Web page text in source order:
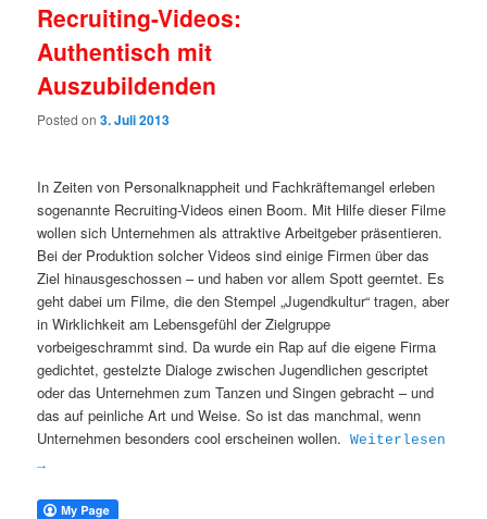
Recruiting-Videos:
Authentisch mit
Auszubildenden
Posted on3. Juli 2013
In Zeiten von Personalknappheit und Fachkräftemangel erleben
sogenannte Recruiting-Videos einen Boom. Mit Hilfe dieser Filme
wollen sich Unternehmen als attraktive Arbeitgeber präsentieren.
Bei der Produktion solcher Videos sind einige Firmen über das
Ziel hinausgeschossen – und haben vor allem Spott geerntet. Es
geht dabei um Filme, die den Stempel „Jugendkultur“ tragen, aber
in Wirklichkeit am Lebensgefühl der Zielgruppe
vorbeigeschrammt sind. Da wurde ein Rap auf die eigene Firma
gedichtet, gestelzte Dialoge zwischen Jugendlichen gescriptet
oder das Unternehmen zum Tanzen und Singen gebracht – und
das auf peinliche Art und Weise. So ist das manchmal, wenn
Unternehmen besonders cool erscheinen wollen.
Weiterlesen
→